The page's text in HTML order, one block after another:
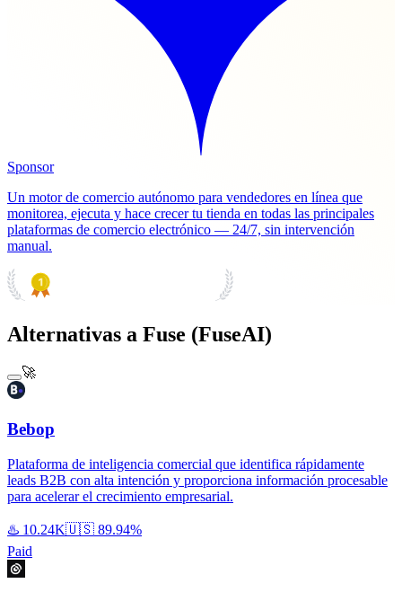
Sponsor
Un motor de comercio autónomo para vendedores en línea que
monitorea, ejecuta y hace crecer tu tienda en todas las principales
plataformas de comercio electrónico — 24/7, sin intervención
manual.
Alternativas a Fuse (FuseAI)
🚀
Bebop
Plataforma de inteligencia comercial que identifica rápidamente
leads B2B con alta intención y proporciona información procesable
para acelerar el crecimiento empresarial.
♨️ 10.24K🇺🇸 89.94%
Paid